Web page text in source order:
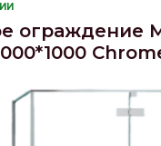
ограждение